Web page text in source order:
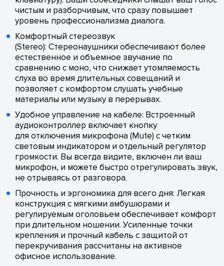
чистым и разборчивым, что сразу повышает
уровень профессионализма диалога.
Комфортный стереозвук
(Stereo): Стереонаушники обеспечивают более
естественное и объемное звучание по
сравнению с моно, что снижает утомляемость
слуха во время длительных совещаний и
позволяет с комфортом слушать учебные
материалы или музыку в перерывах.
Удобное управление на кабеле: Встроенный
аудиоконтроллер включает кнопку
для отключения микрофона (Mute) с четким
световым индикатором и отдельный регулятор
громкости. Вы всегда видите, включен ли ваш
микрофон, и можете быстро отрегулировать звук,
не отрываясь от разговора.
Прочность и эргономика для всего дня: Легкая
конструкция с мягкими амбушюрами и
регулируемым оголовьем обеспечивает комфорт
при длительном ношении. Усиленные точки
крепления и прочный кабель с защитой от
перекручивания рассчитаны на активное
офисное использование.